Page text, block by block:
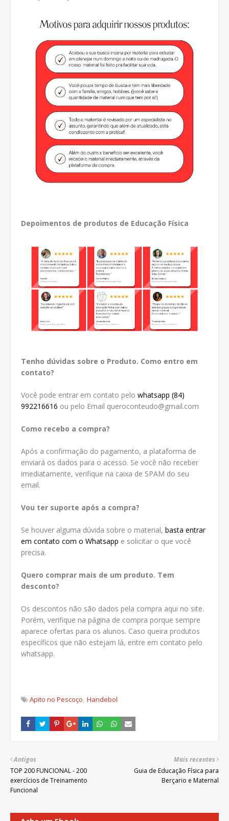
Depoimentos de produtos de Educação Física
Tenho dúvidas sobre o Produto. Como entro em
contato?
Você pode entrar em contato pelo whatsapp (84)
992216616 ou pelo Email queroconteudo@gmail.com
Como recebo a compra?
Após a confirmação do pagamento, a plataforma de
enviará os dados para o acesso. Se você não receber
imediatamente, verifique na caixa de SPAM do seu
email.
Vou ter suporte após a compra?
Se houver alguma dúvida sobre o material, basta entrar
em contato com o Whatsapp e solicitar o que você
precisa.
Quero comprar mais de um produto. Tem
desconto?
Os descontos não são dados pela compra aqui no site.
Porém, verifique na página de compra porque sempre
aparece ofertas para os alunos. Caso queira produtos
específicos que não estejam lá, entre em contato pelo
whatsapp.
Apito no Pescoço Handebol
Mais recentes
Guia de Educação Física para
Berçario e Maternal
Antigos
TOP 200 FUNCIONAL - 200
exercícios de Treinamento
Funcional